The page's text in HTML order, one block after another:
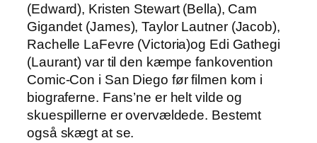
(Edward), Kristen Stewart (Bella), Cam
Gigandet (James), Taylor Lautner (Jacob),
Rachelle LaFevre (Victoria)og Edi Gathegi
(Laurant) var til den kæmpe fankovention
Comic-Con i San Diego før filmen kom i
biograferne. Fans’ne er helt vilde og
skuespillerne er overvældede. Bestemt
også skægt at se.